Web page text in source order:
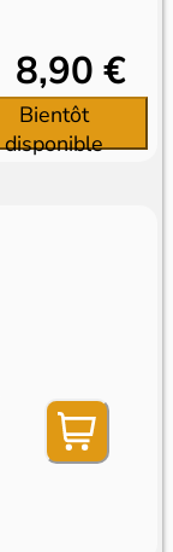
8,90 €
Bientôt
disponible